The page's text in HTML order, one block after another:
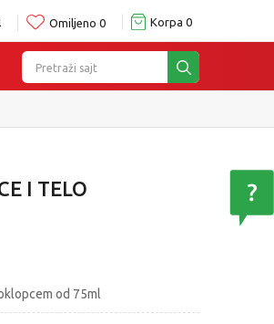
Omiljeno 0 Korpa 0
Pretraži sajt
I TELO
od 75ml